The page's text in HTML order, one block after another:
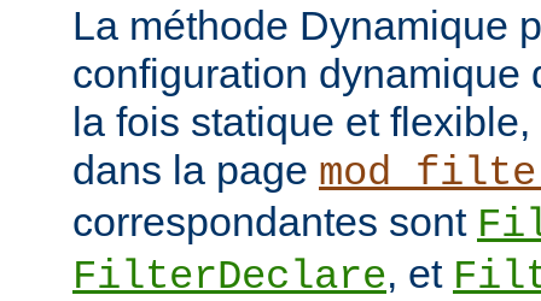
La méthode Dynamique
configuration dynamique
la fois statique et
dans la page
correspondantes sont
FilterDeclare, et